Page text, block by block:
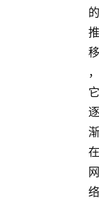
的
推
移
，
它
逐
渐
在
网
络